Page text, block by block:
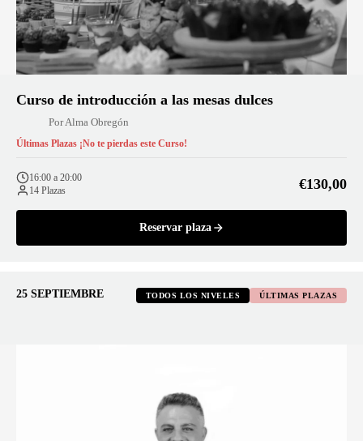
Curso de introducción a las mesas dulces
Por Alma Obregón
Últimas Plazas ¡No te pierdas este Curso!
16:00 a 20:00
14 Plazas
€130,00
Reservar plaza
25 SEPTIEMBRE TODOS LOS NIVELES ÚLTIMAS PLAZAS